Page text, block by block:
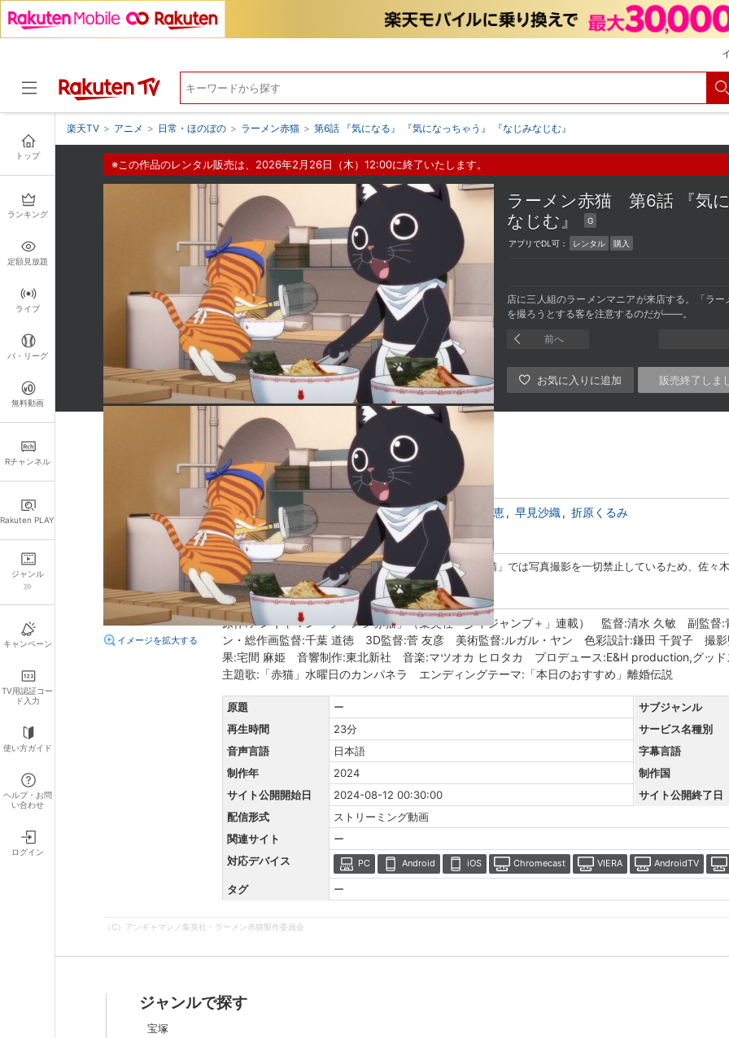
トップ
ランキング
定額見放題
ライブ
パ・リーグ
無料動画
Rチャンネル
Rakuten PLAY
ジャンル
キャンペーン
TV用認証コー
ド入力
使い方ガイド
ヘルプ・お問
い合わせ
ログイン
楽天TV > アニメ > 日常・ほのぼの > ラーメン赤猫 > 第6話 『気になる』 『気になっちゃう』 『なじみなじむ』
※この作品のレンタル販売は、2026年2月26日（木）12:00に終了いたします。
ラーメン赤猫 第6話 『気
なじむ』
G
アプリでDL可： レンタル 購入
店に三人組のラーメンマニアが来店する。「ラ
を撮ろうとする客を注意するのだが――。
前へ
販売終了しま
イメージを拡大する
キャスト・スタッフ
声の出演：津田健次郎 杉山紀彰 村瀬迪与 釘宮理恵 早見沙織 折原くるみ
あらすじ
店に三人組のラーメンマニアが来店する。「ラーメン赤猫」では写真撮影を一切禁止しているため、佐
関連情報
原作:アンギャマン「ラーメン赤猫」（集英社「少年ジャンプ＋」連載） 監督:清水 久敏 副監
ン・総作画監督:千葉 道徳 3D監督:菅 友彦 美術監督:ルガル・ヤン 色彩設計:鎌田 千賀子 撮
果:宅間 麻姫 音響制作:東北新社 音楽:マツオカ ヒロタカ プロデュース:E&H production,グッ
主題歌:「赤猫」水曜日のカンパネラ エンディングテーマ:「本日のおすすめ」離婚伝説
原題 ー サブジャンル
再生時間
23分 サービス名種別
音声言語
日本語 字幕言語
制作年
2024 制作国
サイト公開開始日
2024-08-12 00:30:00 サイト公開終了日
配信形式
ストリーミング動画
関連サイト
ー
対応デバイス
PC Android iOS Chromecast VIERA AndroidTV
タグ ー
（C）アンギャマン／集英社・ラーメン赤猫製作委員会
ジャンルで探す
宝塚